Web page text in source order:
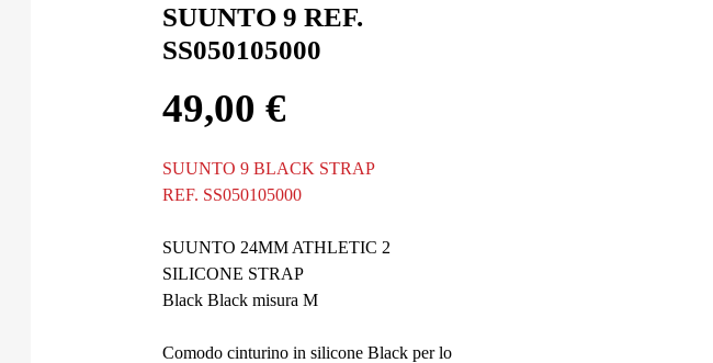
SUUNTO 9 REF.
SS050105000
49,00 €
SUUNTO 9 BLACK STRAP
REF. SS050105000
SUUNTO 24MM ATHLETIC 2
SILICONE STRAP
Black Black misura M
Comodo cinturino in silicone Black per lo